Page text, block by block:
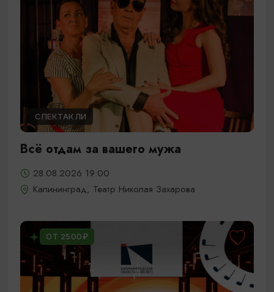
СПЕКТАКЛИ
Всё отдам за вашего мужа
28.08.2026 19:00
Калининград, Театр Николая Захарова
ОТ 2500₽